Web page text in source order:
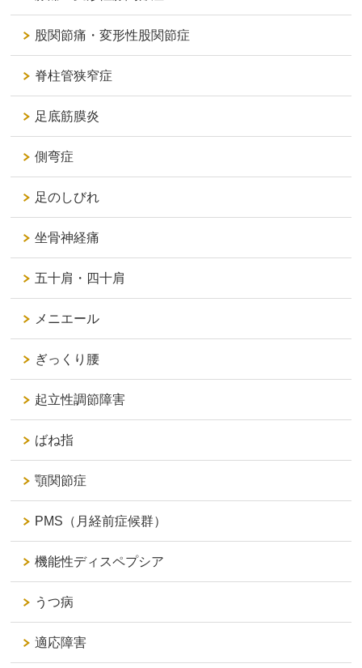
股関節痛・変形性股関節症
脊柱管狭窄症
足底筋膜炎
側弯症
足のしびれ
坐骨神経痛
五十肩・四十肩
メニエール
ぎっくり腰
起立性調節障害
ばね指
顎関節症
PMS（月経前症候群）
機能性ディスペプシア
うつ病
適応障害